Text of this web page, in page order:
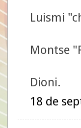
Luismi
Montse
Dioni.
18 de